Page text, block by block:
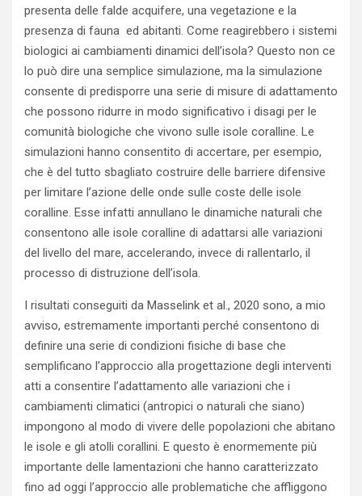
presenta delle falde acquifere, una vegetazione e la
presenza di fauna ed abitanti. Come reagirebbero i sistemi
biologici ai cambiamenti dinamici dell’isola? Questo non ce
lo può dire una semplice simulazione, ma la simulazione
consente di predisporre una serie di misure di adattamento
che possono ridurre in modo significativo i disagi per le
comunità biologiche che vivono sulle isole coralline. Le
simulazioni hanno consentito di accertare, per esempio,
che è del tutto sbagliato costruire delle barriere difensive
per limitare l’azione delle onde sulle coste delle isole
coralline. Esse infatti annullano le dinamiche naturali che
consentono alle isole coralline di adattarsi alle variazioni
del livello del mare, accelerando, invece di rallentarlo, il
processo di distruzione dell’isola.
I risultati conseguiti da Masselink et al., 2020 sono, a mio
avviso, estremamente importanti perché consentono di
definire una serie di condizioni fisiche di base che
semplificano l’approccio alla progettazione degli interventi
atti a consentire l’adattamento alle variazioni che i
cambiamenti climatici (antropici o naturali che siano)
impongono al modo di vivere delle popolazioni che abitano
le isole e gli atolli corallini. E questo è enormemente più
importante delle lamentazioni che hanno caratterizzato
fino ad oggi l’approccio alle problematiche che affliggono